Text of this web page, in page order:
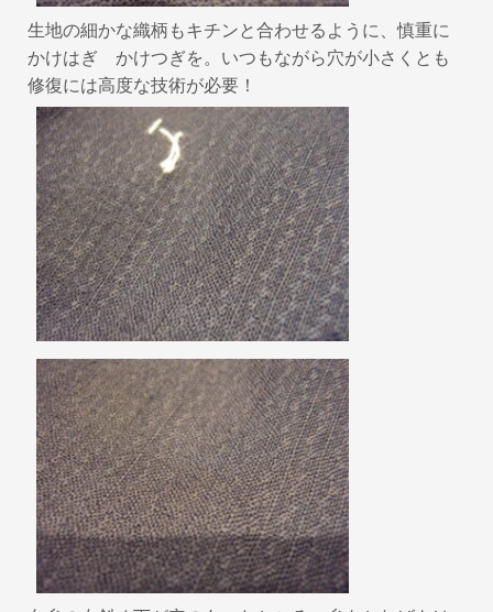
生地の細かな織柄もキチンと合わせるように、慎重に
かけはぎ かけつぎを。いつもながら穴が小さくとも
修復には高度な技術が必要！